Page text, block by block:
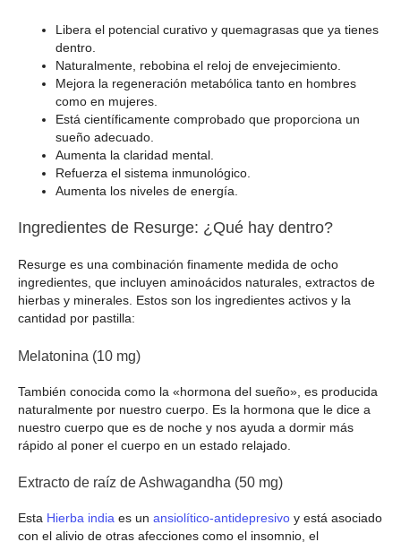
Libera el potencial curativo y quemagrasas que ya tienes
dentro.
Naturalmente, rebobina el reloj de envejecimiento.
Mejora la regeneración metabólica tanto en hombres
como en mujeres.
Está científicamente comprobado que proporciona un
sueño adecuado.
Aumenta la claridad mental.
Refuerza el sistema inmunológico.
Aumenta los niveles de energía.
Ingredientes de Resurge: ¿Qué hay dentro?
Resurge es una combinación finamente medida de ocho
ingredientes, que incluyen aminoácidos naturales, extractos de
hierbas y minerales. Estos son los ingredientes activos y la
cantidad por pastilla:
Melatonina (10 mg)
También conocida como la «hormona del sueño», es producida
naturalmente por nuestro cuerpo. Es la hormona que le dice a
nuestro cuerpo que es de noche y nos ayuda a dormir más
rápido al poner el cuerpo en un estado relajado.
Extracto de raíz de Ashwagandha (50 mg)
Esta Hierba india es un ansiolítico-antidepresivo y está asociado
con el alivio de otras afecciones como el insomnio, el